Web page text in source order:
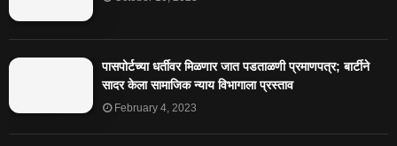
पासपोर्टच्या धर्तीवर मिळणार जात पडताळणी प्रमाणपत्र; बार्टीने
सादर केला सामाजिक न्याय विभागाला प्रस्ताव
February 4, 2023